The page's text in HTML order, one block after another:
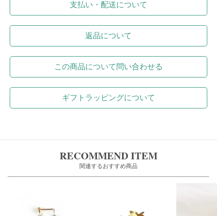
支払い・配送について
返品について
この商品について問い合わせる
ギフトラッピングについて
RECOMMEND ITEM
関連するおすすめ商品